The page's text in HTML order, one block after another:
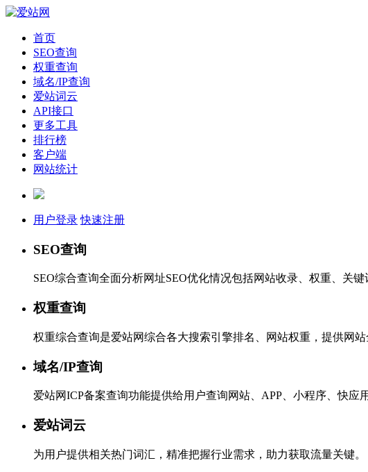
首页
SEO查询
权重查询
域名/IP查询
爱站词云
API接口
更多工具
排行榜
客户端
网站统计
用户登录 快速注册
SEO查询
SEO综合查询全面分析网址SEO优化情况包括网站收录、权重、关
权重查询
权重综合查询是爱站网综合各大搜索引擎排名、网站权重，提供网
域名/IP查询
爱站网ICP备案查询功能提供给用户查询网站、APP、小程序、快应
爱站词云
为用户提供相关热门词汇，精准把握行业需求，助力获取流量关键。